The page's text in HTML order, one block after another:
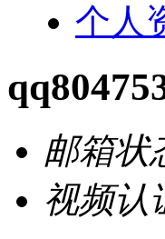
个人
邮箱状
视频认